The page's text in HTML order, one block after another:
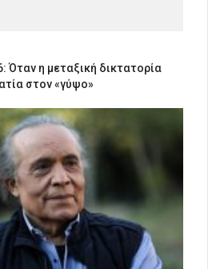
Όταν η μεταξική δικτατορία
στον «γύψο»